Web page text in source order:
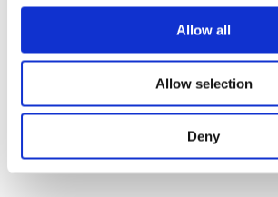
Allow all
Allow selection
Deny
Наша спецпропозиція
Без піджанру